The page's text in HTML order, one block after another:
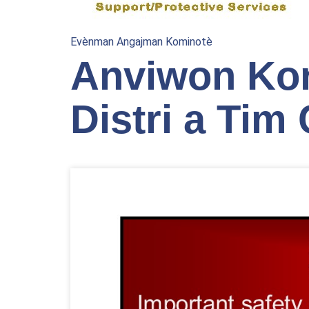
Evènman Angajman Kominotè
Anviwon
Distri a Tim